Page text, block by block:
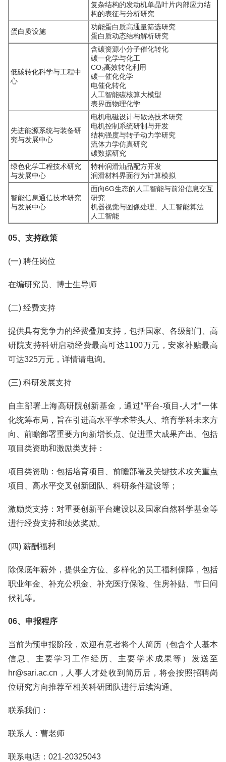
复杂结构的发动机单晶叶片内部应力结
构的表征与分析研究
蛋白质设施
功能蛋白质高通量筛选研究
蛋白质动态结构解析研究
低碳转化科学与工程中
心
含碳资源小分子催化转化
碳一化学与化工
CO₂高效转化利用
碳一催化化学
电催化转化
人工智能碳核算大模型
表界面物理化学
先进能源系统与装备研
究与发展中心
电机电磁设计与散热技术研究
电机控制系统研制与开发
结构强度与转子动力学研究
流体力学仿真研究
碳数据研究
绿色化学工程技术研究
与发展中心
特种润滑油品配方开发
润滑材料界面行为计算模拟
智能信息通信技术研究
与发展中心
面向6G生态的人工智能与前沿信息交互
研究
机器视觉与图像处理、人工智能算法
人工智能
05、支持政策
(一) 聘任岗位
在编研究员、博士生导师
(二) 经费支持
提供具有竞争力的经费叠加支持，包括国家、各级部门、高
研院支持科研启动经费最高可达1100万元，安家补贴最高
可达325万元，详情请电询。
(三) 科研发展支持
自主部署上海高研院创新基金，通过“平台-项目-人才”一体
化统筹布局，旨在引进高水平学术带头人、培育学科未来方
向、前瞻部署重要方向新增长点、促进重大成果产出。包括
项目类资助和激励类支持：
项目类资助：包括培育项目、前瞻部署及关键技术攻关重点
项目、高水平交叉创新团队、科研条件建设等；
激励类支持：对重要创新平台建设以及国家自然科学基金等
进行经费支持和绩效奖励。
(四) 薪酬福利
除保底年薪外，提供全方位、多样化的员工福利保障，包括
职业年金、补充公积金、补充医疗保险、住房补贴、节日问
候礼等。
06、申报程序
当前为预申报阶段，欢迎有意者将个人简历（包含个人基本
信息、主要学习工作经历、主要学术成果等）发送至
hr@sari.ac.cn，人事人才处收到简历后，将会按照招聘岗
位研究方向推荐至相关科研团队进行后续沟通。
联系我们：
联系人：曹老师
联系电话：021-20325043